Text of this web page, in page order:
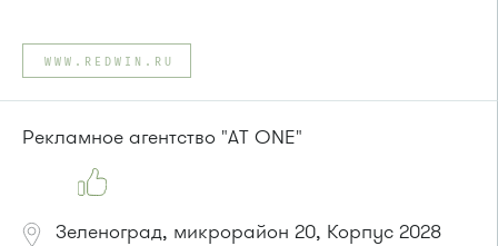
Автобусы № 1, 6, 7, 10, 12, 19, 400, 400э.
Маршрутка № 419м, 431м, 720м, 900, 903
WWW.REDWIN.RU
Рекламное агентство "AT ONE"
Зеленоград, микрорайон 20, Корпус 2028